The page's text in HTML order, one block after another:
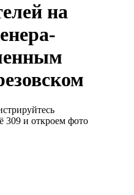
на
309 и откроем фото